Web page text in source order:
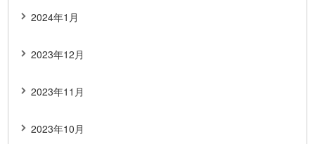
2024年1月
2023年12月
2023年11月
2023年10月